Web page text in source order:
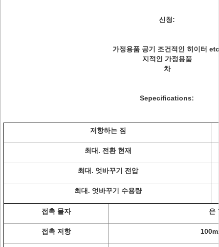
신청:
가정용품 공기 조건적인 히이터
지적인 가정용품
차
Sepecifications:
저항하는 짐
최대. 전환 현재
최대. 엇바꾸기 전압
최대. 엇바꾸기 수용량
접촉 물자 은
접촉 저항